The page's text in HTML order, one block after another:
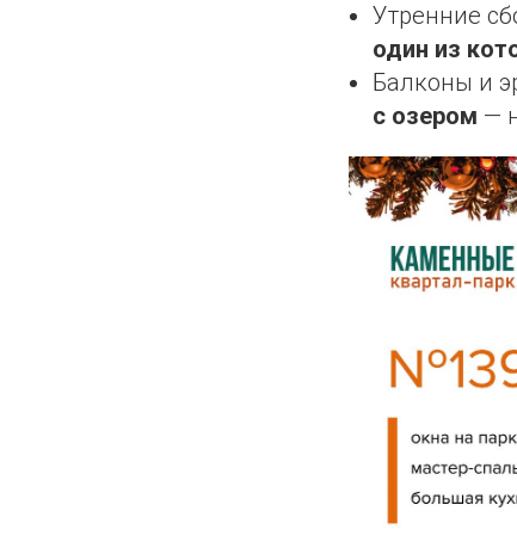
Утренние
один из
Балконы и
с озером —